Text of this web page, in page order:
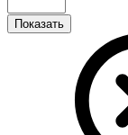
Показать